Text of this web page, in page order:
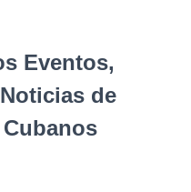
Eventos,
de